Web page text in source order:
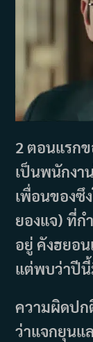
2 ตอนแรก
เป็นพนักงา
เพื่อนของซึ
ยองแจ) ที่ก
อยู่ คังฮยอ
แต่พบว่าปี
ความผิดปก
ว่าแจกยุนแ